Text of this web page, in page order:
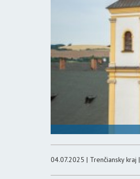
04.07.2025 | Trenčiansky kraj |